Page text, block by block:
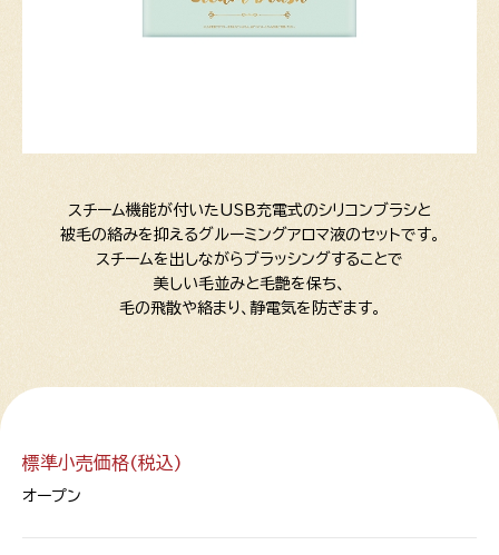
スチーム機能が付いたUSB充電式のシリコンブラシと
被毛の絡みを抑えるグルーミングアロマ液のセットです。
スチームを出しながらブラッシングすることで
美しい毛並みと毛艶を保ち、
毛の飛散や絡まり、静電気を防ぎます。
標準小売価格(税込)
オープン